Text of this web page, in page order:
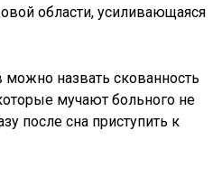
области, усиливающаяся
назвать скованность
мучают больного не
после сна приступить к